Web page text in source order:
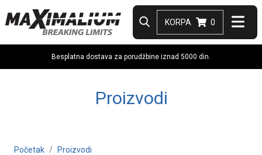
KORPA 0
Besplatna dostava za porudžbine iznad 5000 din.
Proizvodi
Početak Proizvodi